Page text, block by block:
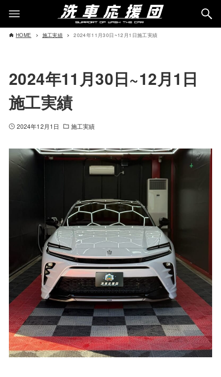
HOME 施工実績 2024年11月30日~12月1日施工実績
2024年11月30日~12月1日
施工実績
2024年12月1日 施工実績